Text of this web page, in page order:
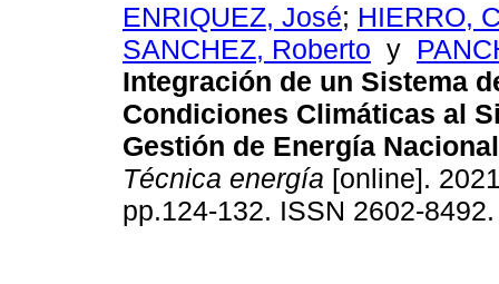
ENRIQUEZ, José; HIERRO,
SANCHEZ, Roberto y
Integración de un Sistema
Condiciones Climáticas al
Gestión de Energía
Técnica energía [online].
pp.124-132. ISSN 2602-